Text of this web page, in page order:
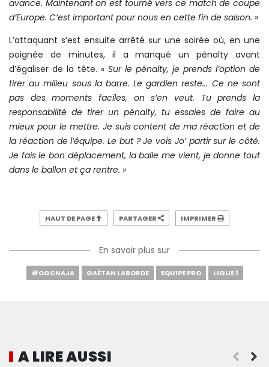
avance. Maintenant on est tourné vers ce match de coupe
d’Europe. C’est important pour nous en cette fin de saison. »
L’attaquant s’est ensuite arrêté sur une soirée où, en une
poignée de minutes, il a manqué un pénalty avant
d’égaliser de la tête. « Sur le pénalty, je prends l’option de
tirer au milieu sous la barre. Le gardien reste... Ce ne sont
pas des moments faciles, on s’en veut. Tu prends la
responsabilité de tirer un pénalty, tu essaies de faire au
mieux pour le mettre. Je suis content de ma réaction et de
la réaction de l’équipe. Le but ? Je vois Jo’ partir sur le côté.
Je fais le bon déplacement, la balle me vient, je donne tout
dans le ballon et ça rentre. »
HAUT DE PAGE PARTAGER IMPRIMER
En savoir plus sur
#OGCNAJA GAËTAN LABORDE EQUIPE PRO LIGUE 1
A LIRE AUSSI